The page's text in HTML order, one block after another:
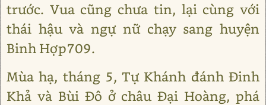
trước. Vua cũng chưa tin, lại cùng với
thái hậu và ngự nữ chạy sang huyện
Binh Hợp709.
Mùa hạ, tháng 5, Tự Khánh đánh Đinh
Khả và Bùi Đô ở châu Đại Hoàng, phá